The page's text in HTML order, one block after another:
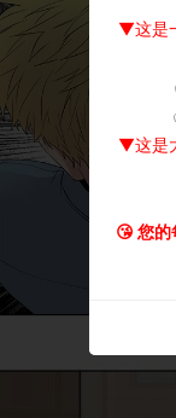
▼这是
▼这是
😘 您